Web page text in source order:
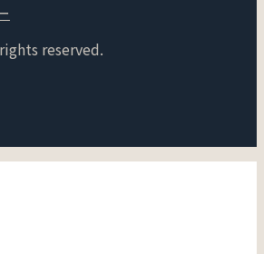
reserved.